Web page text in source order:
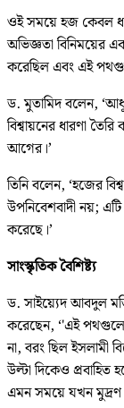
ওই সময়ে হজ কেবল
অভিজ্ঞতা বিনিময়ের
করেছিল এবং এই
ড. মুতামিদ বলেন,
বিশ্বায়নের ধারণা
আগের।’
তিনি বলেন, ‘হজের
উপনিবেশবাদী নয়;
করেছে।’
সাংস্কৃতিক বৈশিষ্ট্য
ড. সাইয়্যেদ আবদুল
করেছেন, ‘'এই পথগুলো
না, বরং ছিল ইসলামী
উল্টা দিকেও
এমন সময়ে যখন মুদ্রণ